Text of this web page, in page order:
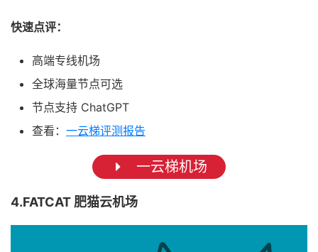
快速点评：
高端专线机场
全球海量节点可选
节点支持 ChatGPT
查看： 一云梯评测报告
一云梯机场
4.FATCAT 肥猫云机场